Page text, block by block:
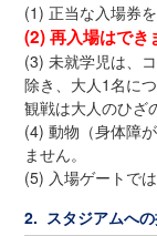
(1) 正当な入場券
(2) 再入場はでき
(3) 未就学児は、
除き、大人1名に
観戦は大人のひざ
(4) 動物（身体障
ません。
(5) 入場ゲートで
2. スタジアムへ